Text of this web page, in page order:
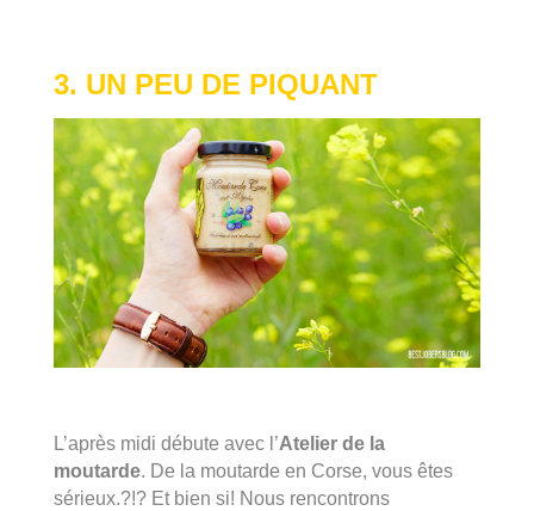
3. UN PEU DE PIQUANT
L’après midi débute avec l’Atelier de la
moutarde. De la moutarde en Corse, vous êtes
sérieux.?!? Et bien si! Nous rencontrons